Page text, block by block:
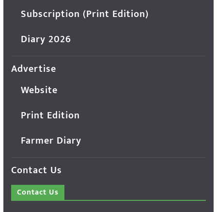
Subscription (Print Edition)
Diary 2026
Advertise
Website
Print Edition
Farmer Diary
Contact Us
Contact Us